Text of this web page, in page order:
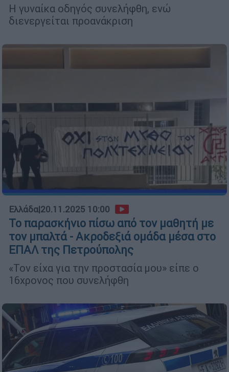
Η γυναίκα οδηγός συνελήφθη, ενώ
διενεργείται προανάκριση
Ελλάδα|20.11.2025 10:00
Το παρασκήνιο πίσω από τον μαθητή με
τον μπαλτά - Ακροδεξιά ομάδα μέσα στο
ΕΠΑΛ της Πετρούπολης
«Τον είχα για την προστασία μου» είπε ο
16χρονος που συνελήφθη